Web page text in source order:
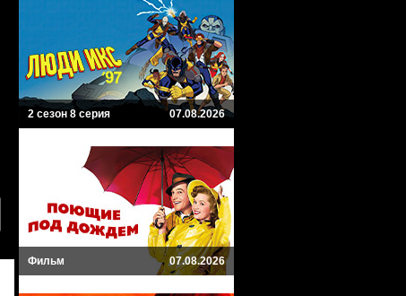
2 сезон 8 серия 07.08.2026
Фильм 07.08.2026